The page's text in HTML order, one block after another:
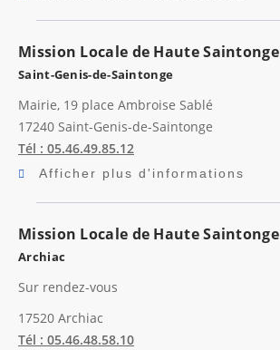
Mission Locale de Haute Saintonge
Saint-Genis-de-Saintonge
Mairie, 19 place Ambroise Sablé
17240 Saint-Genis-de-Saintonge
Tél : 05.46.49.85.12
Afficher plus d'informations
Mission Locale de Haute Saintonge
Archiac
Sur rendez-vous
17520 Archiac
Tél : 05.46.48.58.10